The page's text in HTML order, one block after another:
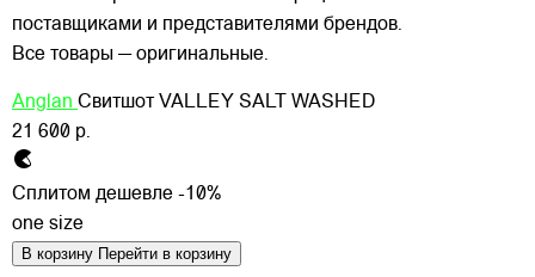
поставщиками и представителями брендов.
Все товары — оригинальные.
Anglan Свитшот VALLEY SALT WASHED
21 600 р.
Сплитом дешевле -10%
one size
В корзину Перейти в корзину